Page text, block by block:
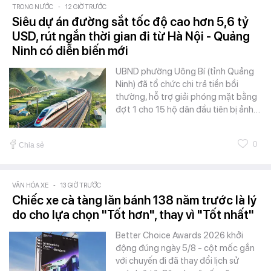
TRONG NƯỚC - 12 GIỜ TRƯỚC
Siêu dự án đường sắt tốc độ cao hơn 5,6 tỷ
USD, rút ngắn thời gian đi từ Hà Nội - Quảng
Ninh có diễn biến mới
UBND phường Uông Bí (tỉnh Quảng
Ninh) đã tổ chức chi trả tiền bồi
thường, hỗ trợ giải phóng mặt bằng
đợt 1 cho 15 hộ dân đầu tiên bị ảnh…
Chia sẻ 0
VĂN HÓA XE - 13 GIỜ TRƯỚC
Chiếc xe cà tàng lăn bánh 138 năm trước là lý
do cho lựa chọn "Tốt hơn", thay vì "Tốt nhất"
Better Choice Awards 2026 khởi
động đúng ngày 5/8 - cột mốc gắn
với chuyến đi đã thay đổi lịch sử